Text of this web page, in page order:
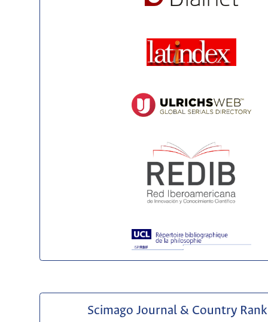
Scimago Journal & Country Rank